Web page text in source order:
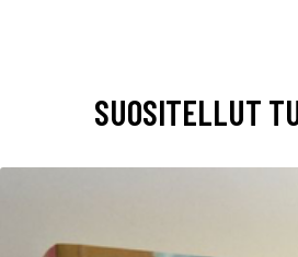
SUOSITELLUT